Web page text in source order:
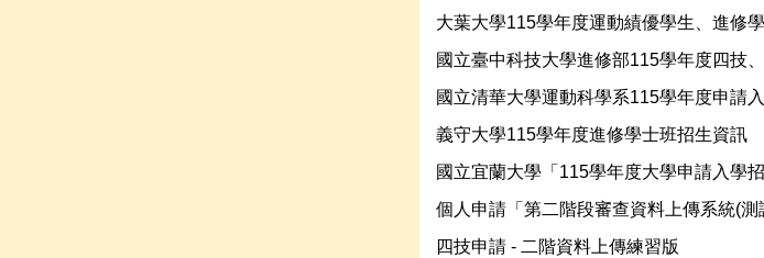
大葉大學115學年度運動績優學生、進修
國立臺中科技大學進修部115學年度四技
國立清華大學運動科學系115學年度申請
義守大學115學年度進修學士班招生資訊
國立宜蘭大學「115學年度大學申請入學
個人申請「第二階段審查資料上傳系統(測
四技申請 - 二階資料上傳練習版